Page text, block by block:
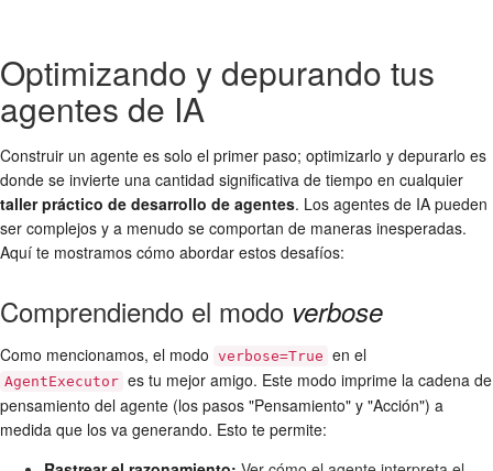
Optimizando y depurando tus
agentes de IA
Construir un agente es solo el primer paso; optimizarlo y depurarlo es
donde se invierte una cantidad significativa de tiempo en cualquier
taller práctico de desarrollo de agentes. Los agentes de IA pueden
ser complejos y a menudo se comportan de maneras inesperadas.
Aquí te mostramos cómo abordar estos desafíos:
Comprendiendo el modo verbose
Como mencionamos, el modo verbose=True en el
AgentExecutor es tu mejor amigo. Este modo imprime la cadena de
pensamiento del agente (los pasos "Pensamiento" y "Acción") a
medida que los va generando. Esto te permite: